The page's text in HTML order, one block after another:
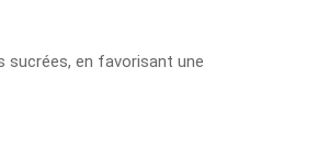
sucrées, en favorisant une